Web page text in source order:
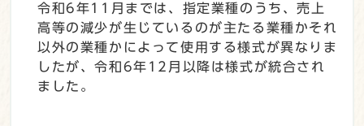
令和6年11月までは、指定業種のうち、売上
高等の減少が生じているのが主たる業種かそれ
以外の業種かによって使用する様式が異なりま
したが、令和6年12月以降は様式が統合され
ました。